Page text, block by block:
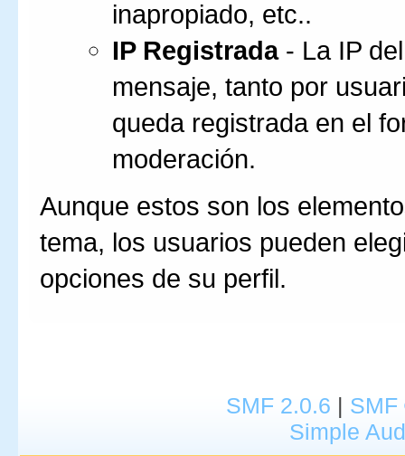
inapropiado, etc..
IP Registrada- La IP
mensaje, tanto por
queda registrada en el
moderación.
Aunque estos son los
tema, los usuarios pueden
opciones de su perfil.
SMF 2.0.6 | SMF
Simple